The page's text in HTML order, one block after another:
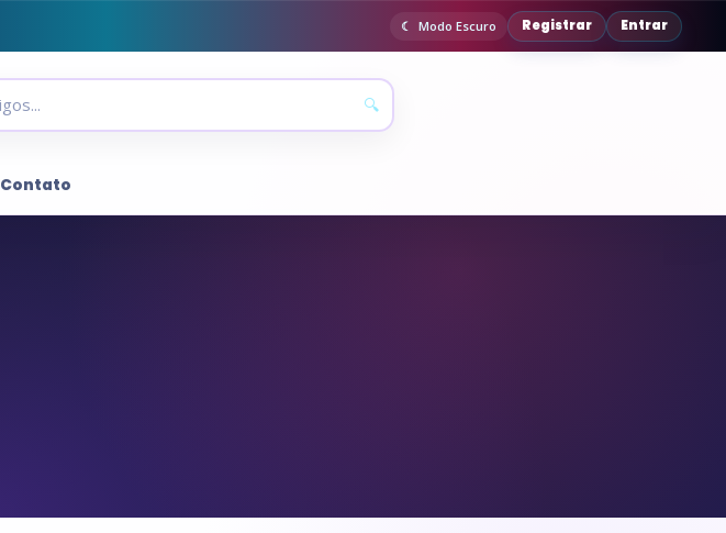
Modo Escuro Registrar Entrar
🔍
Contato